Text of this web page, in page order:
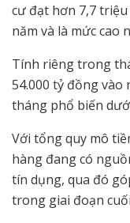
cư đạt hơn 7,7
năm và là mức cao
Tính riêng trong
54.000 tỷ đồng vào
tháng phổ biến
Với tổng quy mô
hàng đang có
tín dụng, qua đó
trong giai đoạn